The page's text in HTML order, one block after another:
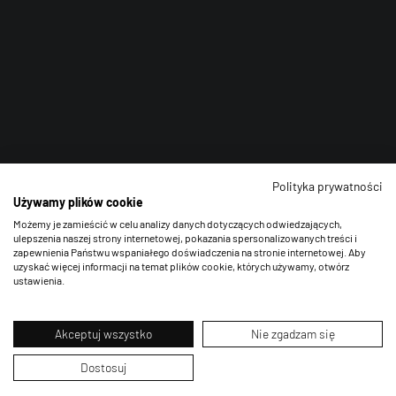
Polityka prywatności
Używamy plików cookie
Możemy je zamieścić w celu analizy danych dotyczących odwiedzających,
ulepszenia naszej strony internetowej, pokazania spersonalizowanych treści i
zapewnienia Państwu wspaniałego doświadczenia na stronie internetowej. Aby
uzyskać więcej informacji na temat plików cookie, których używamy, otwórz
ustawienia.
Akceptuj wszystko Nie zgadzam się
Dostosuj